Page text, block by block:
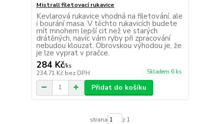
Mistrall filetovací rukavice
Kevlarová rukavice vhodná na filetování, ale
i bourání masa. V těchto rukavicích budete
mít mnohem lepší cit než ve starých
drátěných, navíc vám ryby při zpracování
nebudou klouzat. Obrovskou výhodou je, že
je lze vyprat v pračce.
284 Kč/ks
234,71 Kč bez DPH Skladem 6 ks
Přidat do košíku
strana z 1